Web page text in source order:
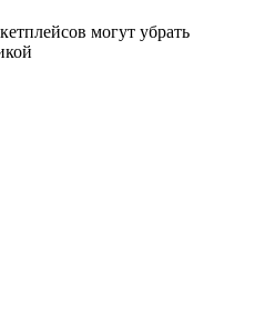
могут убрать